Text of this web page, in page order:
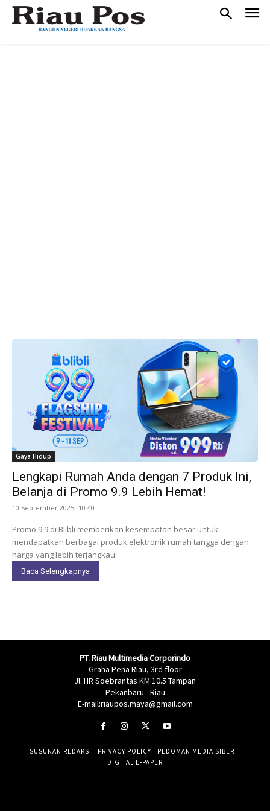
Gaya Hidup
Lengkapi Rumah Anda dengan 7 Produk Ini,
Belanja di Promo 9.9 Lebih Hemat!
10 September 2025 -10:40
Promo 9.9 di Blibli memberikan kesempatan besar untuk
mendapatkan berbagai produk elektronik rumah tangga dengan
harga yang lebih terjangkau.
Baca Selengkapnya
PT. Riau Multimedia Corporindo
Graha Pena Riau, 3rd floor
Jl. HR Soebrantas KM 10.5 Tampan
Pekanbaru - Riau
E-mail:riaupos.maya@gmail.com
SUSUNAN REDAKSI PRIVACY POLICY
PEDOMAN MEDIA SIBER
DIGITAL E-PAPER